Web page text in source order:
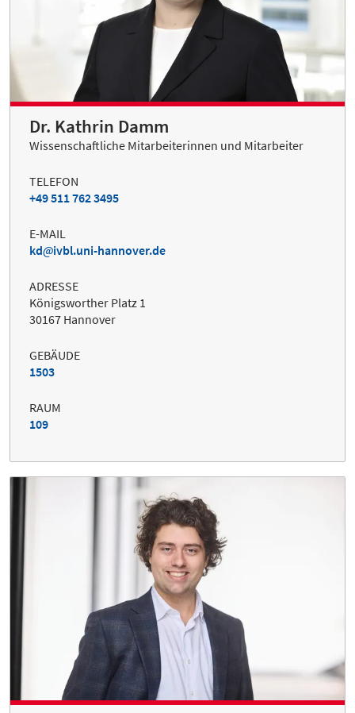
Dr. Kathrin Damm
Wissenschaftliche Mitarbeiterinnen und Mitarbeiter
TELEFON
+49 511 762 3495
E-MAIL
kd
ivbl.uni-hannover.de
ADRESSE
Königsworther Platz 1
30167 Hannover
GEBÄUDE
1503
RAUM
109